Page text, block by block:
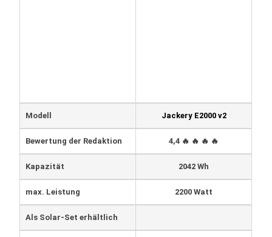
Modell Jackery E2000 v2
Bewertung der Redaktion 4,4 🔥 🔥 🔥 🔥
Kapazität 2042 Wh
max. Leistung 2200 Watt
Als Solar-Set erhältlich